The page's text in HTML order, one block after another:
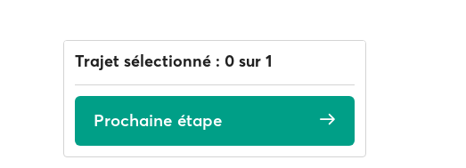
Trajet sélectionné : 0 sur 1
Prochaine étape